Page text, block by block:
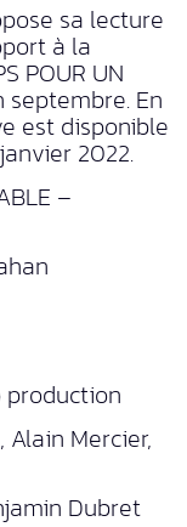
sa lecture
à la
POUR UN
septembre. En
est disponible
2022.
–
production
Alain Mercier,
Dubret